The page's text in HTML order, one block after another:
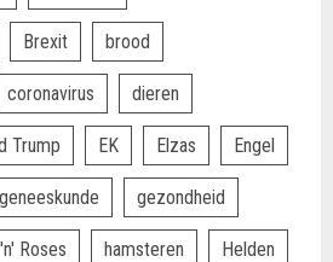
Brexit brood
coronavirus dieren
Trump EK Elzas Engel
geneeskunde gezondheid
Roses hamsteren Helden